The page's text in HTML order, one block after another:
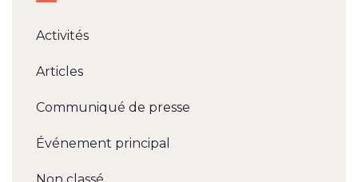
Activités
Articles
Communiqué de presse
Événement principal
Non classé